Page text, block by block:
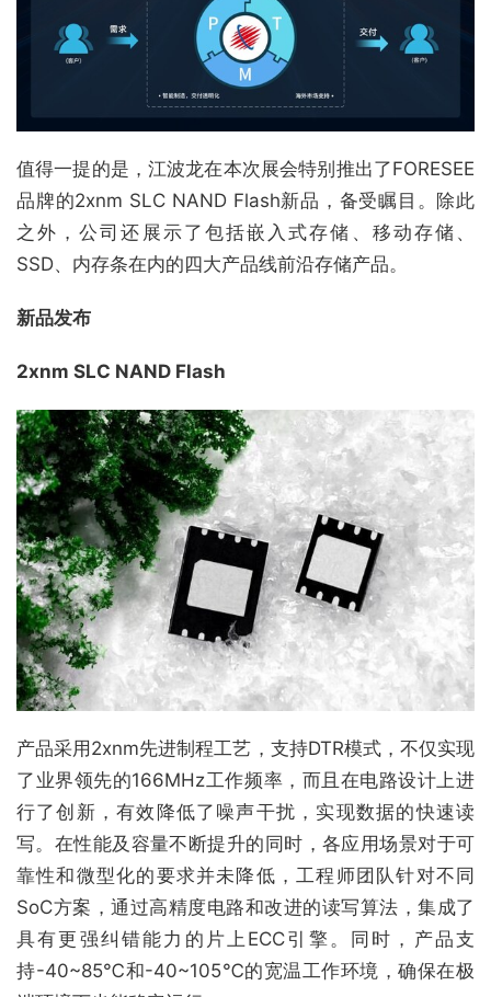
值得一提的是，江波龙在本次展会特别推出了FORESEE
品牌的2xnm SLC NAND Flash新品，备受瞩目。除此
之外，公司还展示了包括嵌入式存储、移动存储、
SSD、内存条在内的四大产品线前沿存储产品。
新品发布
2xnm SLC NAND Flash
产品采用2xnm先进制程工艺，支持DTR模式，不仅实现
了业界领先的166MHz工作频率，而且在电路设计上进
行了创新，有效降低了噪声干扰，实现数据的快速读
写。在性能及容量不断提升的同时，各应用场景对于可
靠性和微型化的要求并未降低，工程师团队针对不同
SoC方案，通过高精度电路和改进的读写算法，集成了
具有更强纠错能力的片上ECC引擎。同时，产品支
持-40~85℃和-40~105℃的宽温工作环境，确保在极